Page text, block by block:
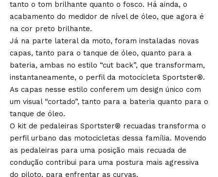
tanto o tom brilhante quanto o fosco. Há ainda, o
acabamento do medidor de nível de óleo, que agora é
na cor preto brilhante.
Já na parte lateral da moto, foram instaladas novas
capas, tanto para o tanque de óleo, quanto para a
bateria, ambas no estilo “cut back”, que transformam,
instantaneamente, o perfil da motocicleta Sportster®.
As capas nesse estilo conferem um design único com
um visual “cortado”, tanto para a bateria quanto para o
tanque de óleo.
O kit de pedaleiras Sportster® recuadas transforma o
perfil urbano das motocicletas dessa família. Movendo
as pedaleiras para uma posição mais recuada de
condução contribui para uma postura mais agressiva
do piloto, para enfrentar as curvas.